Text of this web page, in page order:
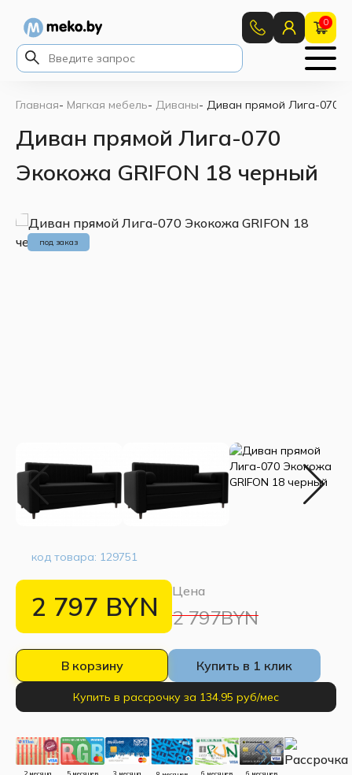
0
Главная- Мягкая мебель- Диваны- Диван прямой Лига-070
Диван прямой Лига-070
Экокожа GRIFON 18 черный
под заказ
код товара: 129751
2 797 BYN Цена
2 797BYN
В корзину Купить в 1 клик
Купить в рассрочку за 134.95 руб/мес
5 месяцев 3 месяца